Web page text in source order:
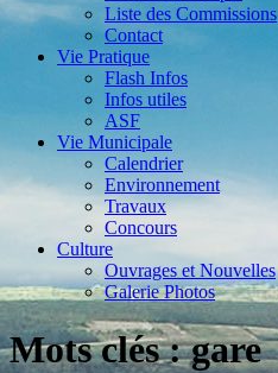
Liste des Commissions
Contact
Vie Pratique
Flash Infos
Infos utiles
ASF
Vie Municipale
Calendrier
Environnement
Travaux
Concours
Culture
Ouvrages et Nouvelles
Galerie Photos
Mots clés : gare